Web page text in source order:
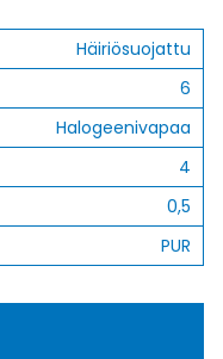
Häiriösuojattu
6
Halogeenivapaa
4
0,5
PUR